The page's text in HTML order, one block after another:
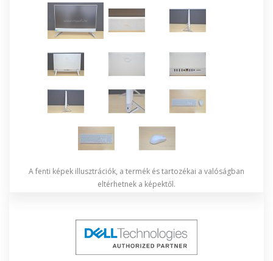
A fenti képek illusztrációk, a termék és tartozékai a valóságban
eltérhetnek a képektől.